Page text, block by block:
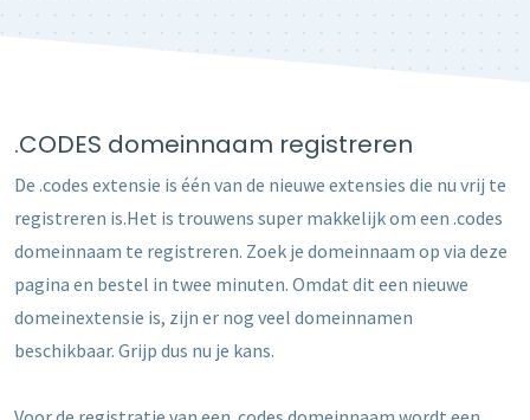
.CODES domeinnaam registreren
De .codes extensie is één van de nieuwe extensies die nu vrij te
registreren is.Het is trouwens super makkelijk om een .codes
domeinnaam te registreren. Zoek je domeinnaam op via deze
pagina en bestel in twee minuten. Omdat dit een nieuwe
domeinextensie is, zijn er nog veel domeinnamen
beschikbaar. Grijp dus nu je kans.